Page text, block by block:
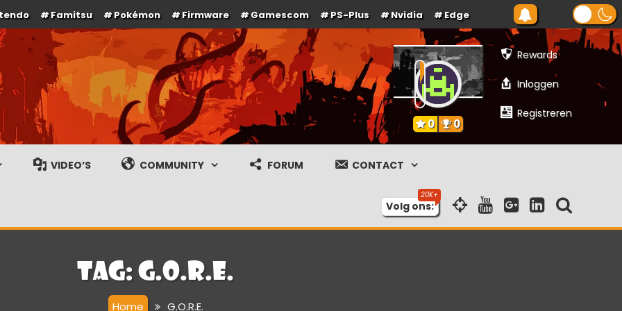
Famitsu Pokémon Firmware Gamescom PS-Plus Nvidia Edge
gameplay streams
Rewards
Inloggen
Registreren
0 0
VIDEO’S COMMUNITY FORUM CONTACT
Volg ons:
Tag: G.O.R.E.
Home G.O.R.E.